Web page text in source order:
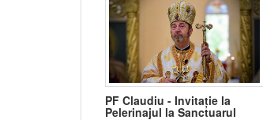
PF Claudiu - Invitație la
Pelerinajul la Sanctuarul